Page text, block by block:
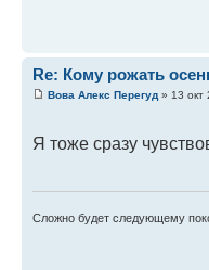
Re: Кому рожать
Вова Алекс Перегуд» 13 окт
Я тоже сразу
Сложно будет следующему